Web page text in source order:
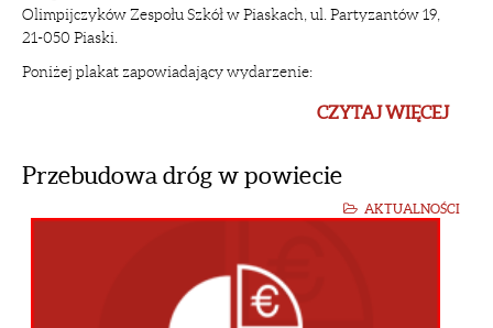
Olimpijczyków Zespołu Szkół w Piaskach, ul. Partyzantów 19,
21-050 Piaski.
Poniżej plakat zapowiadający wydarzenie:
CZYTAJ WIĘCEJ
Przebudowa dróg w powiecie
AKTUALNOŚCI